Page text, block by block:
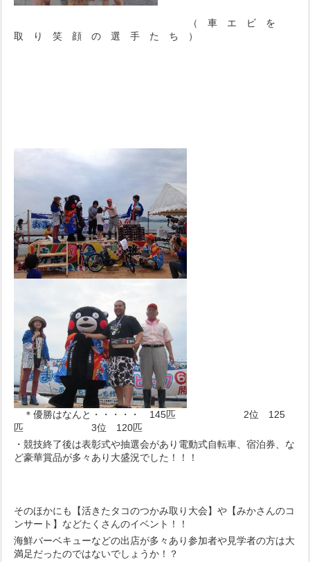
（ 車 エ ビ を
取 り 笑 顔 の 選 手 た ち ）
＊優勝はなんと・・・・・ 145匹 2位 125
匹 3位 120匹
・競技終了後は表彰式や抽選会があり電動式自転車、宿泊券、な
ど豪華賞品が多々あり大盛況でした！！！
そのほかにも【活きたタコのつかみ取り大会】や【みかさんのコ
ンサート】などたくさんのイベント！！
海鮮バーベキューなどの出店が多々あり参加者や見学者の方は大
満足だったのではないでしょうか！？